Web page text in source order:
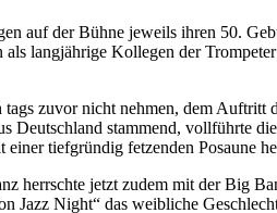
auf der Bühne jeweils ihren 50.
langjährige Kollegen der
zuvor nicht nehmen, dem Auftritt
stammend, vollführte
tiefgründig fetzenden Posaune
herrschte jetzt zudem mit der Big
Jazz Night“ das weibliche